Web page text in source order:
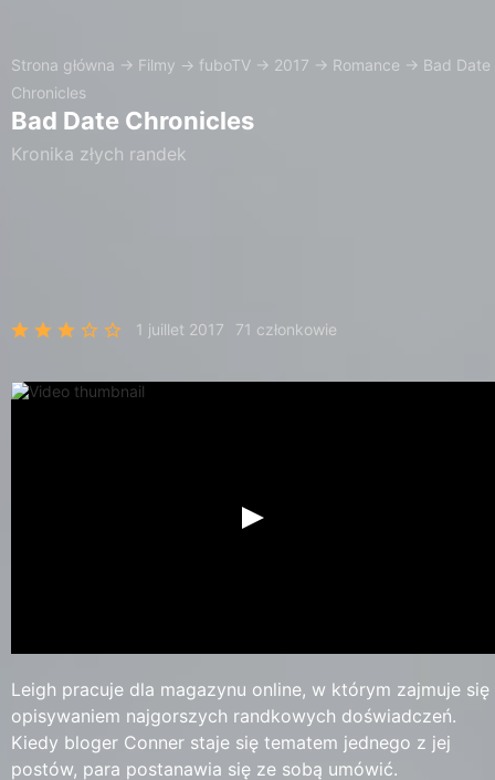
Strona główna → Filmy → fuboTV → 2017 → Romance → Bad Date
Chronicles
Bad Date Chronicles
Kronika złych randek
1 juillet 2017 71 członkowie
Leigh pracuje dla magazynu online, w którym zajmuje się
opisywaniem najgorszych randkowych doświadczeń.
Kiedy bloger Conner staje się tematem jednego z jej
postów, para postanawia się ze sobą umówić.